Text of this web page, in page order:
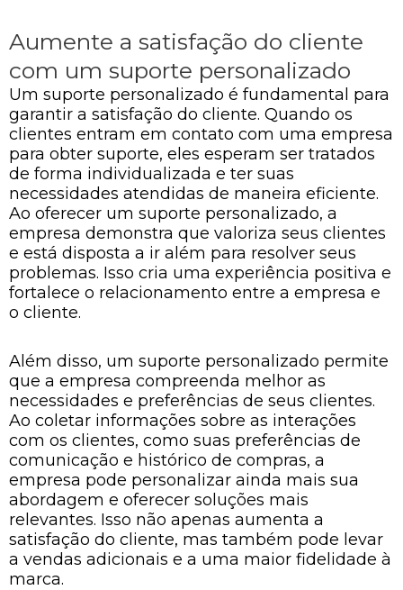
Aumente a satisfação do cliente
com um suporte personalizado
Um suporte personalizado é fundamental para
garantir a satisfação do cliente. Quando os
clientes entram em contato com uma empresa
para obter suporte, eles esperam ser tratados
de forma individualizada e ter suas
necessidades atendidas de maneira eficiente.
Ao oferecer um suporte personalizado, a
empresa demonstra que valoriza seus clientes
e está disposta a ir além para resolver seus
problemas. Isso cria uma experiência positiva e
fortalece o relacionamento entre a empresa e
o cliente.
Além disso, um suporte personalizado permite
que a empresa compreenda melhor as
necessidades e preferências de seus clientes.
Ao coletar informações sobre as interações
com os clientes, como suas preferências de
comunicação e histórico de compras, a
empresa pode personalizar ainda mais sua
abordagem e oferecer soluções mais
relevantes. Isso não apenas aumenta a
satisfação do cliente, mas também pode levar
a vendas adicionais e a uma maior fidelidade à
marca.